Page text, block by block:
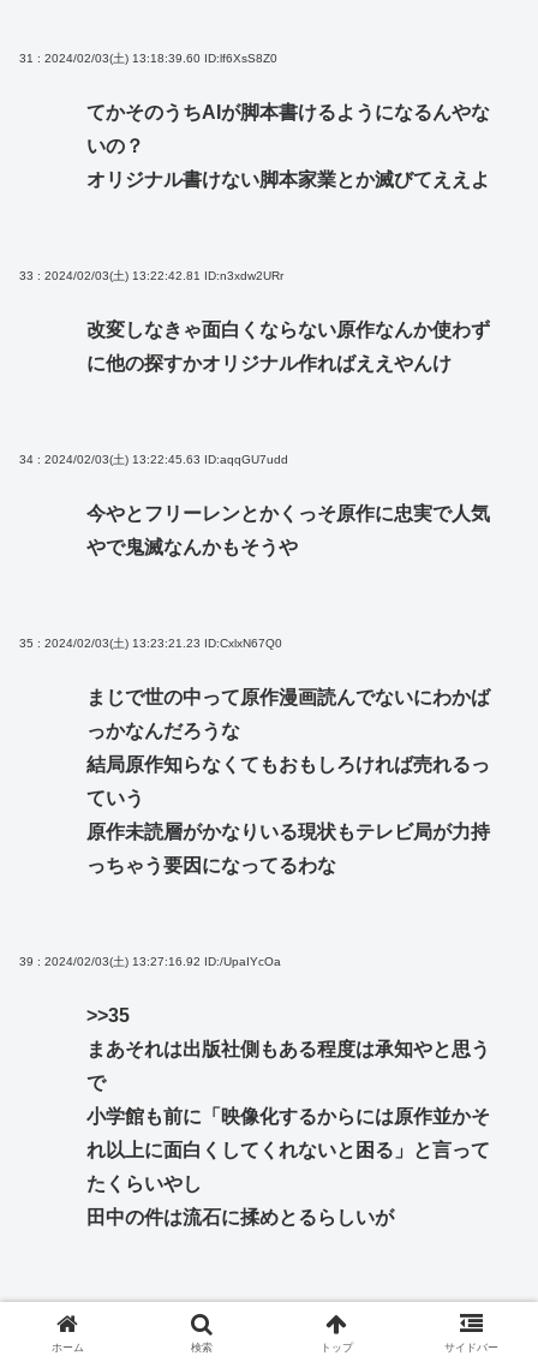
31 : 2024/02/03(土) 13:18:39.60 ID:lf6XsS8Z0
てかそのうちAIが脚本書けるようになるんやな
いの？
オリジナル書けない脚本家業とか滅びてええよ
33 : 2024/02/03(土) 13:22:42.81 ID:n3xdw2URr
改変しなきゃ面白くならない原作なんか使わず
に他の探すかオリジナル作ればええやんけ
34 : 2024/02/03(土) 13:22:45.63 ID:aqqGU7udd
今やとフリーレンとかくっそ原作に忠実で人気
やで鬼滅なんかもそうや
35 : 2024/02/03(土) 13:23:21.23 ID:CxlxN67Q0
まじで世の中って原作漫画読んでないにわかば
っかなんだろうな
結局原作知らなくてもおもしろければ売れるっ
ていう
原作未読層がかなりいる現状もテレビ局が力持
っちゃう要因になってるわな
39 : 2024/02/03(土) 13:27:16.92 ID:/UpaIYcOa
>>35
まあそれは出版社側もある程度は承知やと思う
で
小学館も前に「映像化するからには原作並かそ
れ以上に面白くしてくれないと困る」と言って
たくらいやし
田中の件は流石に揉めとるらしいが
36 : 2024/02/03(土) 13:25:22.93ID:aqqGU7udd
ホーム 検索 トップ サイドバー